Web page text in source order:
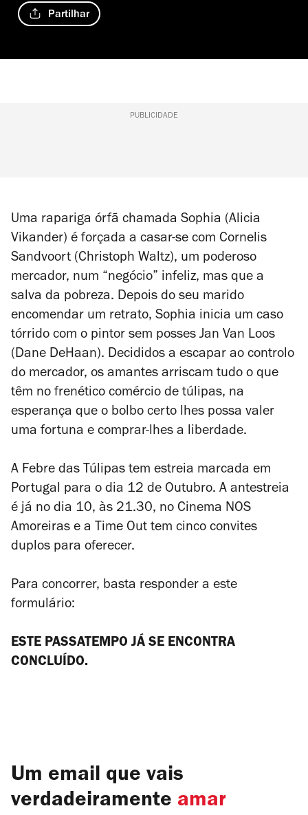
Partilhar
PUBLICIDADE
Uma rapariga órfã chamada Sophia (Alicia
Vikander) é forçada a casar-se com Cornelis
Sandvoort (Christoph Waltz), um poderoso
mercador, num “negócio” infeliz, mas que a
salva da pobreza. Depois do seu marido
encomendar um retrato, Sophia inicia um caso
tórrido com o pintor sem posses Jan Van Loos
(Dane DeHaan). Decididos a escapar ao controlo
do mercador, os amantes arriscam tudo o que
têm no frenético comércio de túlipas, na
esperança que o bolbo certo lhes possa valer
uma fortuna e comprar-lhes a liberdade.
A Febre das Túlipas tem estreia marcada em
Portugal para o dia 12 de Outubro. A antestreia
é já no dia 10, às 21.30, no Cinema NOS
Amoreiras e a Time Out tem cinco convites
duplos para oferecer.
Para concorrer, basta responder a este
formulário:
ESTE PASSATEMPO JÁ SE ENCONTRA
CONCLUÍDO.
Um email que vais
verdadeiramente amar